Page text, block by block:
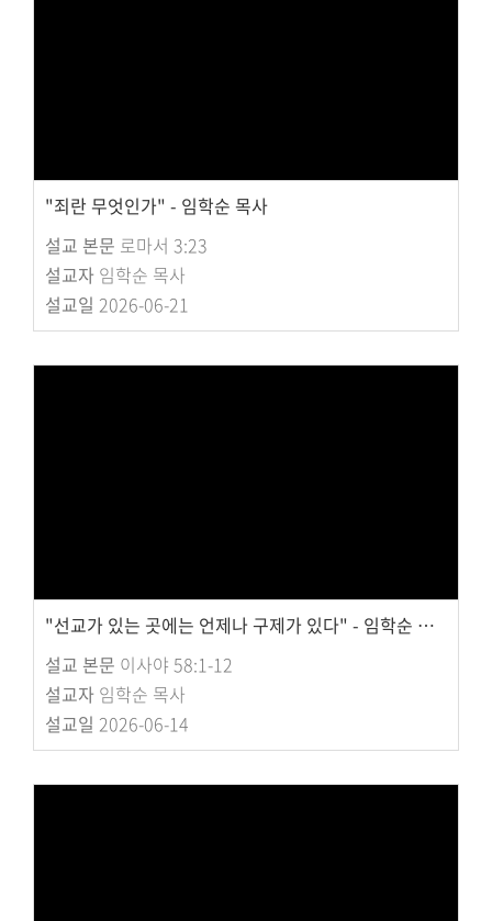
"죄란 무엇인가" - 임학순 목사
설교 본문 로마서 3:23
설교자 임학순 목사
설교일 2026-06-21
"선교가 있는 곳에는 언제나 구제가 있다" - 임학순 목사
설교 본문 이사야 58:1-12
설교자 임학순 목사
설교일 2026-06-14